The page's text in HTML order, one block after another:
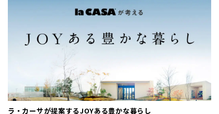
ラ・カーサが提案するJOYある豊かな暮らし